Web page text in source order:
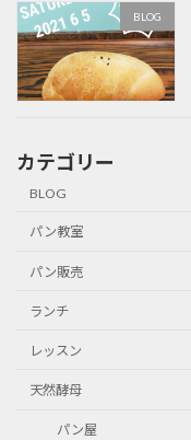
BLOG
カテゴリー
BLOG
パン教室
パン販売
ランチ
レッスン
天然酵母
パン屋